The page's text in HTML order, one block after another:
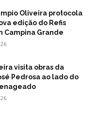
Oliveira protocola
edição do Refis
Campina Grande
visita obras da
Pedrosa ao lado do